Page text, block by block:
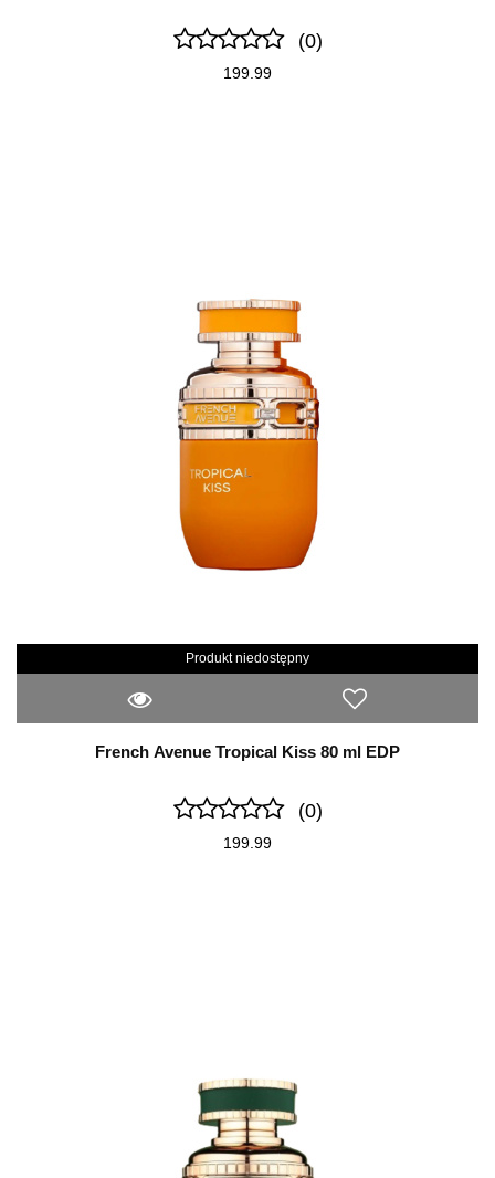
(0)
199.99
Produkt niedostępny
French Avenue Tropical Kiss 80 ml EDP
(0)
199.99